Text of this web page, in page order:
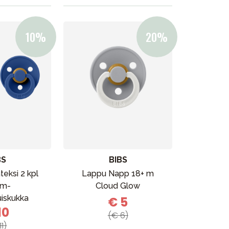
2 kpl
BIBS
Lappu Napp 18+ m
Cloud Glow
€ 5
(€ 6)